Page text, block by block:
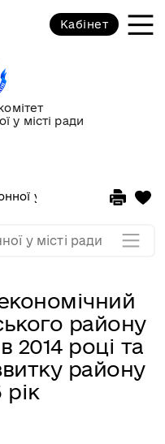
у місті ради
Кабінет
у місті ради Сесії
району
2014 році та
району
рік
у місті ради
від 13